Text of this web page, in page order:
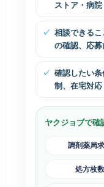
ストア・病院
相談できる
の確認、応
確認したい
制、在宅対応
ヤクジョブで確
調剤薬局
処方枚数